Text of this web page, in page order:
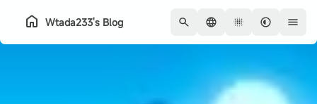
Wtada233's Blog
홈
아카이브